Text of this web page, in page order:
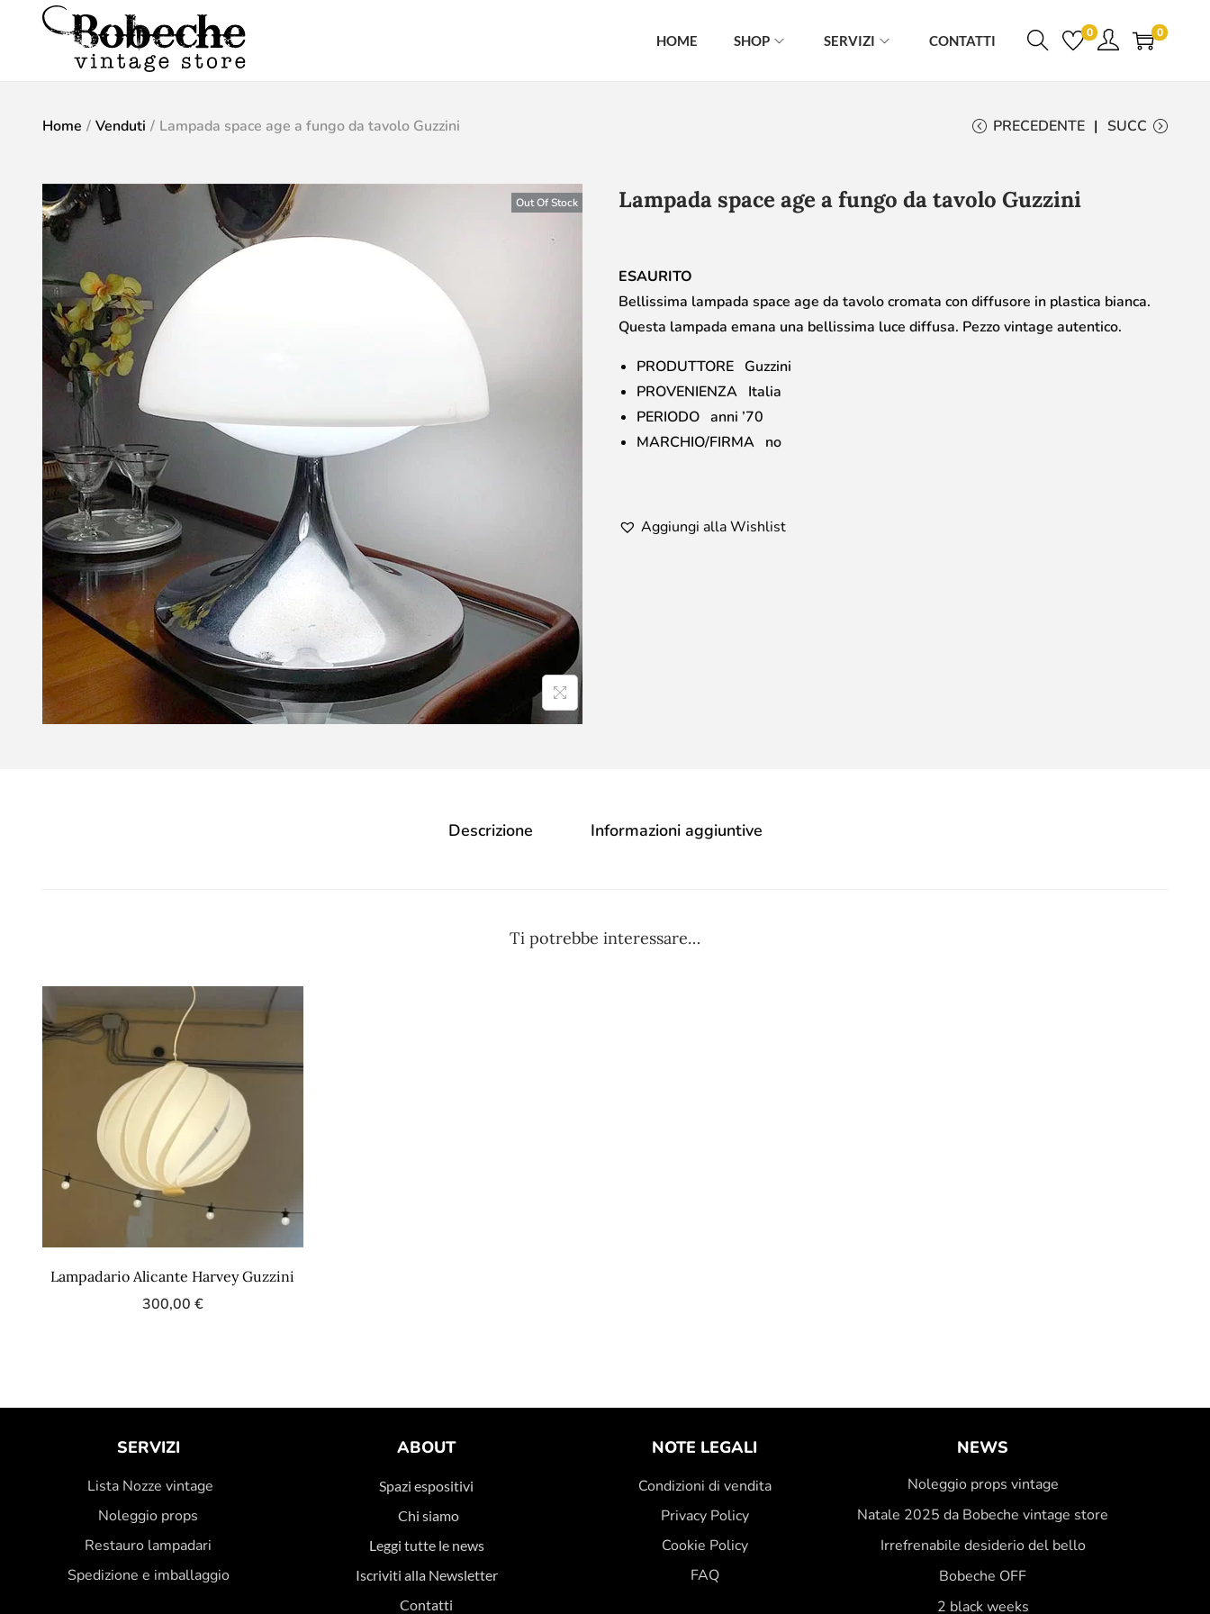
HOME SHOP SERVIZI CONTATTI 0 0
Home / Venduti / Lampada space age a fungo da tavolo Guzzini PRECEDENTE SUCC
Out Of Stock Lampada space age a fungo da tavolo Guzzini
ESAURITO
Bellissima lampada space age da tavolo cromata con diffusore in plastica bianca.
Questa lampada emana una bellissima luce diffusa. Pezzo vintage autentico.
PRODUTTORE Guzzini
PROVENIENZA Italia
PERIODO anni ’70
MARCHIO/FIRMA no
Aggiungi alla Wishlist
Descrizione Informazioni aggiuntive
Ti potrebbe interessare…
Lampadario Alicante Harvey Guzzini
300,00 €
SERVIZI
Lista Nozze vintage
Noleggio props
Restauro lampadari
Spedizione e imballaggio
ABOUT
Spazi espositivi
Chi siamo
Leggi tutte le news
Iscriviti alla Newsletter
Contatti
NOTE LEGALI
Condizioni di vendita
Privacy Policy
Cookie Policy
FAQ
NEWS
Noleggio props vintage
Natale 2025 da Bobeche vintage store
Irrefrenabile desiderio del bello
Bobeche OFF
2 black weeks